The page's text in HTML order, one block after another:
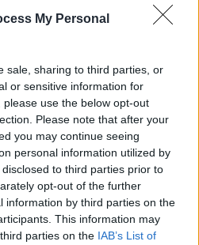
My Personal
sale, sharing to third parties, or
or sensitive information for
use the below opt-out
Please note that after your
you may continue seeing
personal information utilized by
to third parties prior to
opt-out of the further
information by third parties on the
This information may
parties on the IAB’s List of
a gazdaságot, mint
őszi lombok,